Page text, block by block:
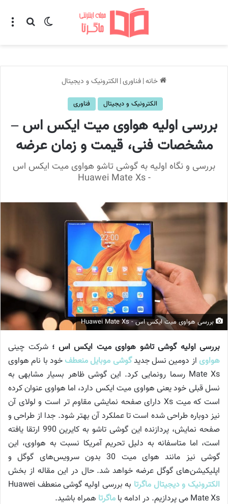
تغییر پوسته
خانه|فناوری|الکترونیک و دیجیتال
الکترونیک و دیجیتال فناوری
بررسی اولیه هواوی میت ایکس اس –
مشخصات فنی، قیمت و زمان عرضه
بررسی و نگاه اولیه به گوشی تاشو هواوی میت ایکس اس
- Huawei Mate Xs
بررسی هواوی میت ایکس اس - Huawei Mate Xs
بررسی اولیه گوشی تاشو هواوی میت ایکس اس ؛ شرکت چینی
هواوی از دومین نسل جدیدگوشی موبایل منعطف خود با نام هواوی
Mate Xs رسما رونمایی کرد. این گوشی ظاهر بسیار مشابهی به
نسل قبلی خود یعنی هواوی میت ایکس دارد، اما هواوی عنوان کرده
است که میت Xs دارای صفحه نمایشی مقاوم تر است و لولای آن
نیز دوباره طراحی شده است تا عملکرد آن بهتر شود. جدا از طراحی و
صفحه نمایش، پردازنده این گوشی تاشو به کایرین 990 ارتقا یافته
است، اما متاسفانه به دلیل تحریم آمریکا نسبت به هواوی، این
گوشی نیز مانند هوای میت 30 بدون سرویس‌های گوگل و
اپلیکیشن‌های گوگل عرضه خواهد شد. حال در این مقاله از بخش
الکترونیک و دیجیتال ماگرتا
به بررسی اولیه گوشی منعطف Huawei
Mate Xs می پردازیم. در ادامه با
ماگرتا همراه باشید.